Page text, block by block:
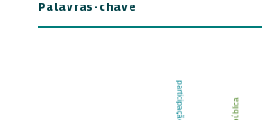
Palavras-chave